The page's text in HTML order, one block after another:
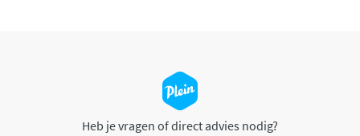
Heb je vragen of direct advies nodig?